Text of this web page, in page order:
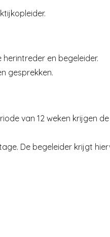
en begeleider.
gesprekken.
van 12 weken krijgen
De begeleider krijgt